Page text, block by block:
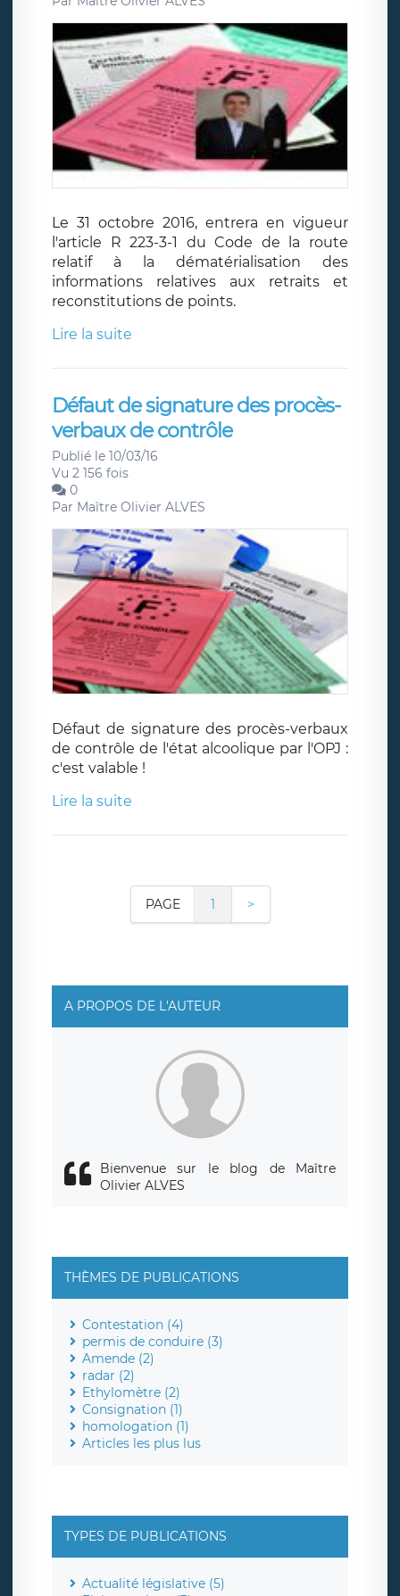
Le 31 octobre 2016, entrera en vigueur
l'article R 223-3-1 du Code de la route
relatif à la dématérialisation des
informations relatives aux retraits et
reconstitutions de points.
Lire la suite
Défaut de signature des procès-
verbaux de contrôle
Publié le 10/03/16
Vu 2 156 fois
0
Par Maître Olivier ALVES
Défaut de signature des procès-verbaux
de contrôle de l'état alcoolique par l'OPJ :
c'est valable !
Lire la suite
PAGE 1 >
A PROPOS DE L'AUTEUR
Bienvenue sur le blog de Maître
Olivier ALVES
THÈMES DE PUBLICATIONS
Contestation (4)
permis de conduire (3)
Amende (2)
radar (2)
Ethylomètre (2)
Consignation (1)
homologation (1)
Articles les plus lus
TYPES DE PUBLICATIONS
Actualité législative (5)